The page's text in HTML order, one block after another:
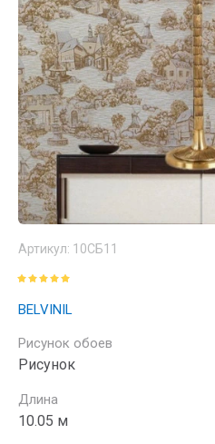
Артикул: 10СБ11
BELVINIL
Рисунок обоев
Рисунок
Длина
10.05 м